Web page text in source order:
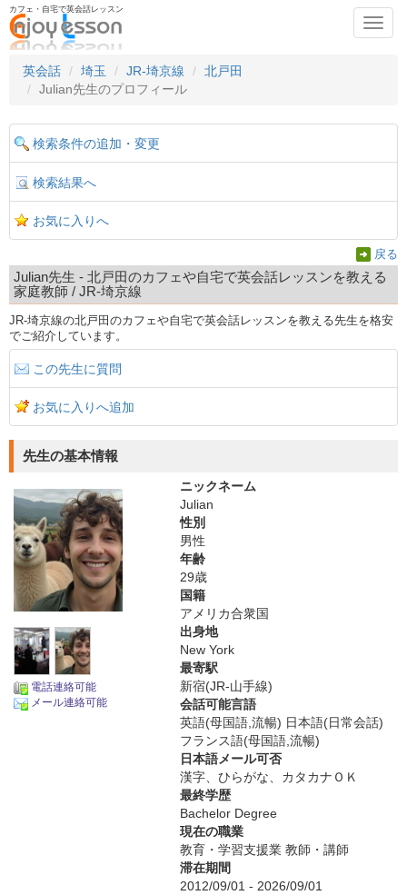
カフェ・自宅で英会話レッスン
英会話
埼玉 JR-埼京線
北戸田
Julian先生のプロフィール
検索条件の追加・変更
検索結果へ
お気に入りへ
戻る
Julian先生 - 北戸田のカフェや自宅で英会話レッスンを教える
家庭教師 / JR-埼京線
JR-埼京線の北戸田のカフェや自宅で英会話レッスンを教える先生を格安
でご紹介しています。
この先生に質問
お気に入りへ追加
先生の基本情報
電話連絡可能
メール連絡可能
ニックネーム
Julian
性別
男性
年齢
29歳
国籍
アメリカ合衆国
出身地
New York
最寄駅
新宿(JR-山手線)
会話可能言語
英語(母国語,流暢) 日本語(日常会話)
フランス語(母国語,流暢)
日本語メール可否
漢字、ひらがな、カタカナＯＫ
最終学歴
Bachelor Degree
現在の職業
教育・学習支援業 教師・講師
滞在期間
2012/09/01 - 2026/09/01